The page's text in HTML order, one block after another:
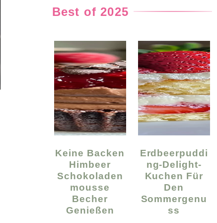
Best of 2025
Keine Backen
Himbeer
Schokoladen
Mousse
Becher
Genießen
Erdbeerpuddi
Ng-Delight-
Kuchen Für
Den
Sommergenu
Ss